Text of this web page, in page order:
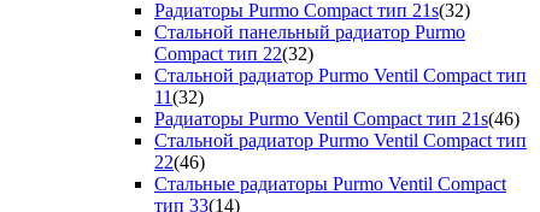
Радиаторы Purmo Compact тип 21s(32)
Стальной панельный радиатор Purmo
Compact тип 22(32)
Стальной радиатор Purmo Ventil Compact тип
11(32)
Радиаторы Purmo Ventil Compact тип 21s(46)
Стальной радиатор Purmo Ventil Compact тип
22(46)
Стальные радиаторы Purmo Ventil Compact
тип 33(14)